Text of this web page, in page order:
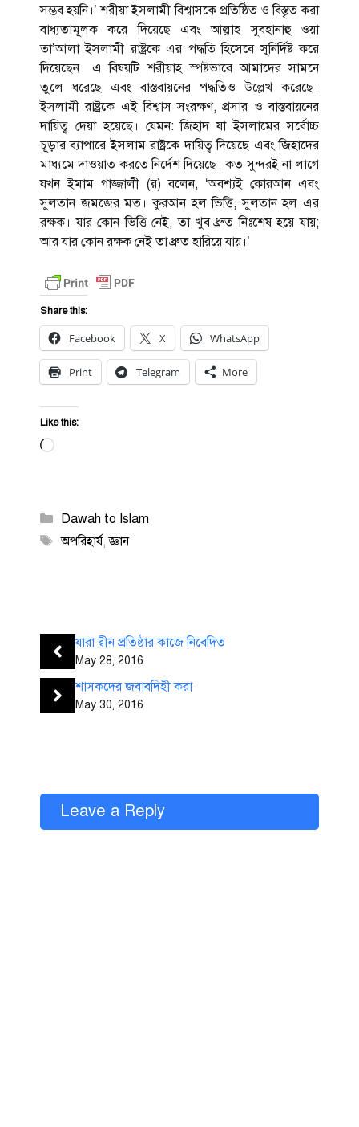
সম্ভব হয়নি।’ শরীয়া ইসলামী বিশ্বাসকে প্রতিষ্ঠিত ও বিস্তৃত করা
বাধ্যতামূলক করে দিয়েছে এবং আল্লাহ সুবহানাহু ওয়া
তা’আলা ইসলামী রাষ্ট্রকে এর পদ্ধতি হিসেবে সুনির্দিষ্ট করে
দিয়েছেন। এ বিষয়টি শরীয়াহ স্পষ্টভাবে আমাদের সামনে
তুলে ধরেছে এবং বাস্তবায়নের পদ্ধতিও উল্লেখ করেছে।
ইসলামী রাষ্ট্রকে এই বিশ্বাস সংরক্ষণ, প্রসার ও বাস্তবায়নের
দায়িত্ব দেয়া হয়েছে। যেমন: জিহাদ যা ইসলামের সর্বোচ্চ
চূড়ার ব্যাপারে ইসলাম রাষ্ট্রকে দায়িত্ব দিয়েছে এবং জিহাদের
মাধ্যমে দাওয়াত করতে নির্দেশ দিয়েছে। কত সুন্দরই না লাগে
যখন ইমাম গাজ্জালী (র) বলেন, ‘অবশ্যই কোরআন এবং
সুলতান জমজের মত। কুরআন হল ভিত্তি, সুলতান হল এর
রক্ষক। যার কোন ভিত্তি নেই, তা খুব ধ্রুত নিঃশেষ হয়ে যায়;
আর যার কোন রক্ষক নেই তা ধ্রুত হারিয়ে যায়।’
Share this:
Facebook X WhatsApp
Print Telegram More
Like this:
Loading…
Categories
Dawah to Islam
Tags
অপরিহার্য,জ্ঞান
যারা দ্বীন প্রতিষ্ঠার কাজে নিবেদিত
May 28, 2016
শাসকদের জবাবদিহী করা
May 30, 2016
Leave a Reply